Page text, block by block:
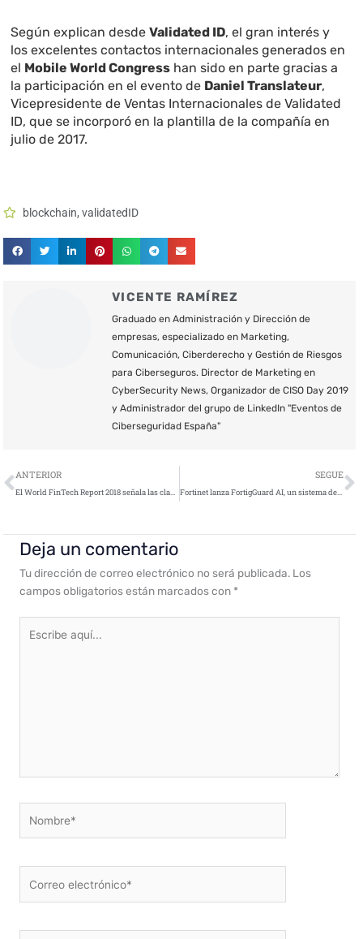
Según explican desdeValidated ID, el gran interés y
los excelentes contactos internacionales generados en
el Mobile World Congress han sido en parte gracias a
la participación en el evento de Daniel Translateur,
Vicepresidente de Ventas Internacionales de Validated
ID, que se incorporó en la plantilla de la compañía en
julio de 2017.
blockchain,validatedID
VICENTE RAMÍREZ
Graduado en Administración y Dirección de
empresas, especializado en Marketing,
Comunicación, Ciberderecho y Gestión de Riesgos
para Ciberseguros. Director de Marketing en
CyberSecurity News, Organizador de CISO Day 2019
y Administrador del grupo de LinkedIn "Eventos de
Ciberseguridad España"
Ant
ANTERIOR
El World FinTech Report 2018 señala las claves para el éxito futuro de los servicios financieros
SEGUE
Fortinet lanza FortigGuard AI, un sistema de detección de amenazas basado en inteligencia artificial
Deja un comentario
Tu dirección de correo electrónico no será publicada. Los
campos obligatorios están marcados con *
aquí...
electrónico*